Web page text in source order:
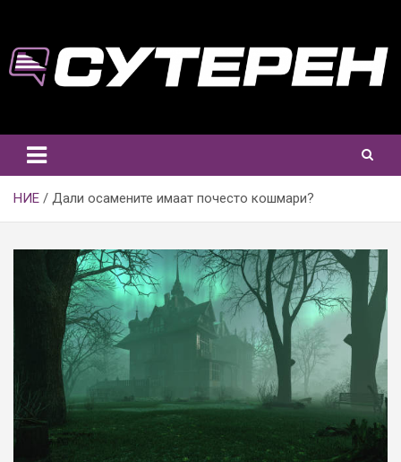
content
НИЕ Дали осамените имаат почесто кошмари?